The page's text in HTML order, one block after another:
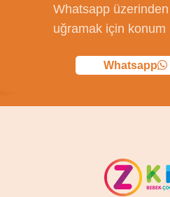
Whatsapp
uğramak için konum
Whatsapp